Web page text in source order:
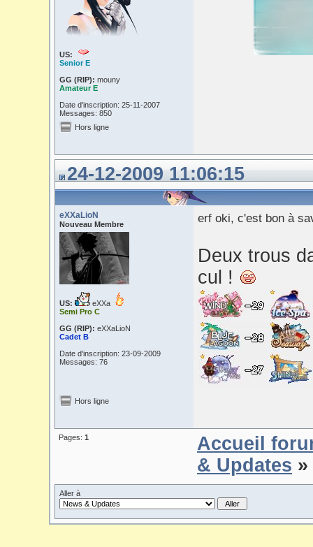
US:
Senior E
GG (RIP): mouny
Amateur E
Date d'inscription: 25-11-2007
Messages: 850
Hors ligne
24-12-2009 11:06:15
eXXaLioN
Nouveau Membre
US:
eXXa
Semi Pro C
GG (RIP): eXXaLioN
Cadet B
Date d'inscription: 23-09-2009
Messages: 76
erf oki, c'est bon à
Deux trous
cul !
Hors ligne
Pages: 1
Accueil
& Updates
Aller à